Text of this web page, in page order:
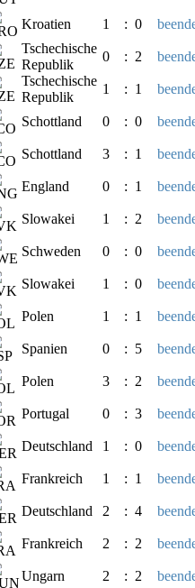
Kroatien 1 : 0
Tschechische
Republik
0 : 2
Tschechische
Republik
1 : 1
Schottland 0 : 0
Schottland 3 : 1
England 0 : 1
Slowakei 1 : 2
Schweden 0 : 0
Slowakei 1 : 0
Polen 1 : 1
Spanien 0 : 5
Polen 3 : 2
Portugal 0 : 3
Deutschland 1 : 0
Frankreich 1 : 1
Deutschland 2 : 4
Frankreich 2 : 2
Ungarn 2 : 2